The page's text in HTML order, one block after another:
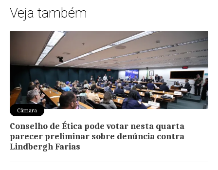
Veja também
Câmara
Conselho de Ética pode votar nesta quarta
parecer preliminar sobre denúncia contra
Lindbergh Farias